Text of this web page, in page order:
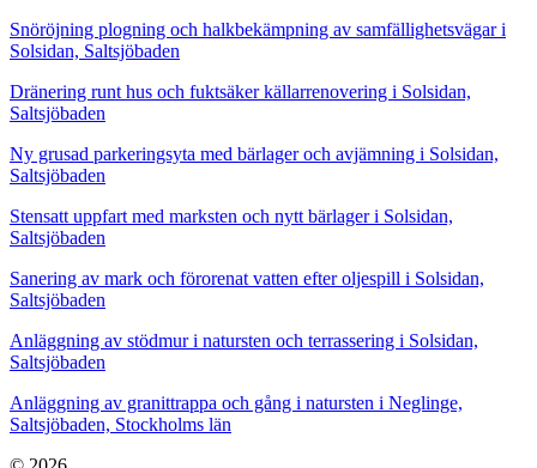
Snöröjning plogning och halkbekämpning av samfällighetsvägar i
Solsidan, Saltsjöbaden
Dränering runt hus och fuktsäker källarrenovering i Solsidan,
Saltsjöbaden
Ny grusad parkeringsyta med bärlager och avjämning i Solsidan,
Saltsjöbaden
Stensatt uppfart med marksten och nytt bärlager i Solsidan,
Saltsjöbaden
Sanering av mark och förorenat vatten efter oljespill i Solsidan,
Saltsjöbaden
Anläggning av stödmur i natursten och terrassering i Solsidan,
Saltsjöbaden
Anläggning av granittrappa och gång i natursten i Neglinge,
Saltsjöbaden, Stockholms län